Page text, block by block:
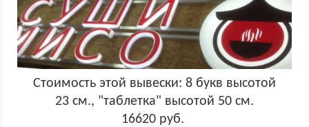
Стоимость этой вывески: 8 букв высотой
23 см., "таблетка" высотой 50 см.
16620 руб.